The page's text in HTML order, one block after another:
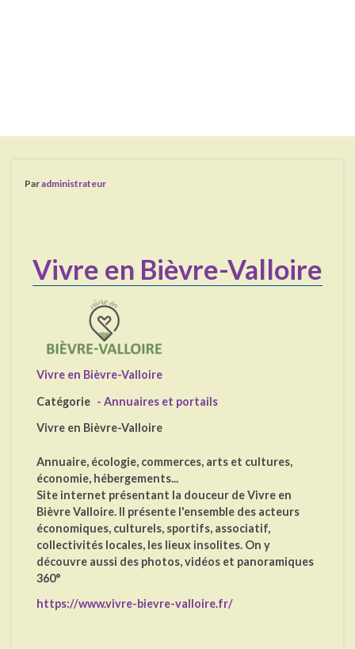
Paradministrateur
Vivre en Bièvre-Valloire
Vivre en Bièvre-Valloire
Catégorie - Annuaires et portails
Vivre en Bièvre-Valloire
Annuaire, écologie, commerces, arts et cultures,
économie, hébergements...
Site internet présentant la douceur de Vivre en
Bièvre Valloire. Il présente l'ensemble des acteurs
économiques, culturels, sportifs, associatif,
collectivités locales, les lieux insolites. On y
découvre aussi des photos, vidéos et panoramiques
360°
https://www.vivre-bievre-valloire.fr/